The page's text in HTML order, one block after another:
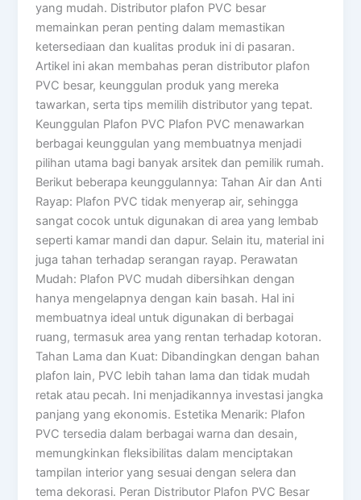
yang mudah. Distributor plafon PVC besar
memainkan peran penting dalam memastikan
ketersediaan dan kualitas produk ini di pasaran.
Artikel ini akan membahas peran distributor plafon
PVC besar, keunggulan produk yang mereka
tawarkan, serta tips memilih distributor yang tepat.
Keunggulan Plafon PVC Plafon PVC menawarkan
berbagai keunggulan yang membuatnya menjadi
pilihan utama bagi banyak arsitek dan pemilik rumah.
Berikut beberapa keunggulannya: Tahan Air dan Anti
Rayap: Plafon PVC tidak menyerap air, sehingga
sangat cocok untuk digunakan di area yang lembab
seperti kamar mandi dan dapur. Selain itu, material ini
juga tahan terhadap serangan rayap. Perawatan
Mudah: Plafon PVC mudah dibersihkan dengan
hanya mengelapnya dengan kain basah. Hal ini
membuatnya ideal untuk digunakan di berbagai
ruang, termasuk area yang rentan terhadap kotoran.
Tahan Lama dan Kuat: Dibandingkan dengan bahan
plafon lain, PVC lebih tahan lama dan tidak mudah
retak atau pecah. Ini menjadikannya investasi jangka
panjang yang ekonomis. Estetika Menarik: Plafon
PVC tersedia dalam berbagai warna dan desain,
memungkinkan fleksibilitas dalam menciptakan
tampilan interior yang sesuai dengan selera dan
tema dekorasi. Peran Distributor Plafon PVC Besar